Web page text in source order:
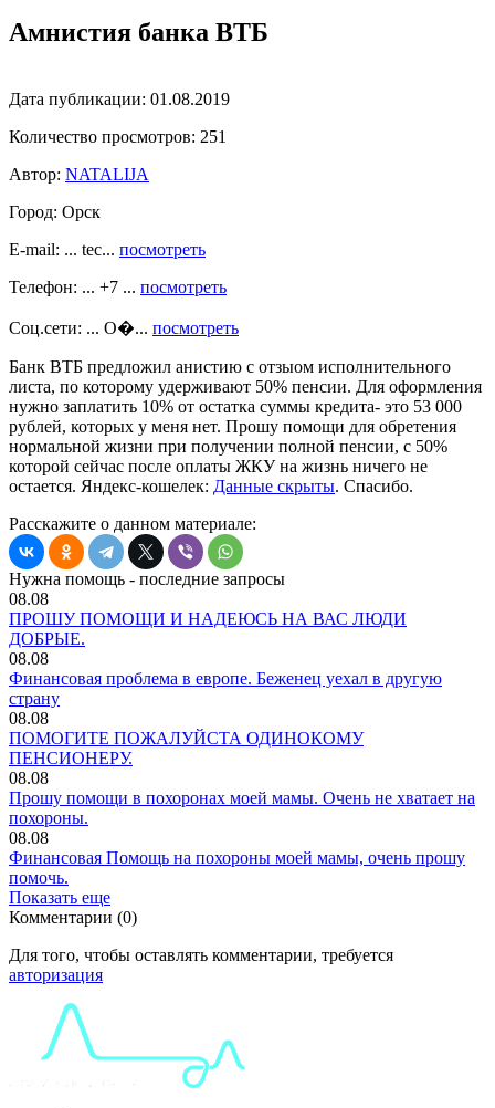
Амнистия банка ВТБ
Дата публикации: 01.08.2019
Количество просмотров: 251
Автор: NATALIJA
Город: Орск
E-mail: ... tec... посмотреть
Телефон: ... +7 ... посмотреть
Соц.сети: ... О�... посмотреть
Банк ВТБ предложил анистию с отзыом исполнительного
листа, по которому удерживают 50% пенсии. Для оформления
нужно заплатить 10% от остатка суммы кредита- это 53 000
рублей, которых у меня нет. Прошу помощи для обретения
нормальной жизни при получении полной пенсии, с 50%
которой сейчас после оплаты ЖКУ на жизнь ничего не
остается. Яндекс-кошелек: Данные скрыты. Спасибо.
Расскажите о данном материале:
Нужна помощь - последние запросы
08.08
ПРОШУ ПОМОЩИ И НАДЕЮСЬ НА ВАС ЛЮДИ
ДОБРЫЕ.
08.08
Финансовая проблема в европе. Беженец уехал в другую
страну
08.08
ПОМОГИТЕ ПОЖАЛУЙСТА ОДИНОКОМУ
ПЕНСИОНЕРУ.
08.08
Прошу помощи в похоронах моей мамы. Очень не хватает на
похороны.
08.08
Финансовая Помощь на похороны моей мамы, очень прошу
помочь.
Показать еще
Комментарии (0)
Для того, чтобы оставлять комментарии, требуется
авторизация